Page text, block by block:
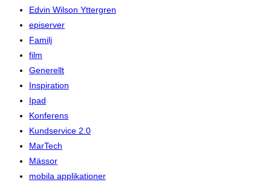
Edvin Wilson Yttergren
episerver
Familj
film
Generellt
Inspiration
Ipad
Konferens
Kundservice 2.0
MarTech
Mässor
mobila applikationer